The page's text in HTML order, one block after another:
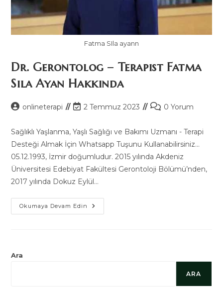
Fatma SIla ayann
Dr. Gerontolog – Terapist Fatma
Sıla Ayan Hakkında
Postonlineterapi
Post
modified:
2 Temmuz 2023
Post0 Yorum
Sağlıklı Yaşlanma, Yaşlı Sağlığı ve Bakımı Uzmanı - Terapi
Desteği Almak İçin Whatsapp Tuşunu Kullanabilirsiniz...
05.12.1993, İzmir doğumludur. 2015 yılında Akdeniz
Üniversitesi Edebiyat Fakültesi Gerontoloji Bölümü’nden,
2017 yılında Dokuz Eylül…
Okumaya Devam Edin Dr.
Gerontolog
Ara
ARA